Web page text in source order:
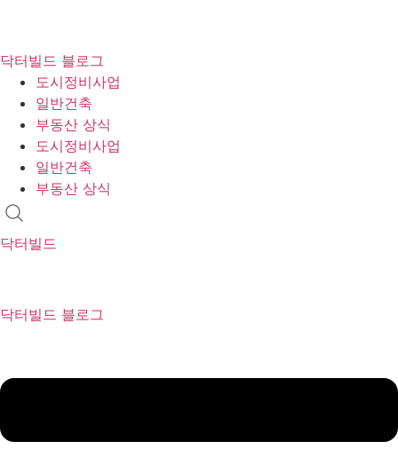
츠
닥터빌드 블로그
도시정비사업
일반건축
부동산 상식
도시정비사업
일반건축
부동산 상식
닥터빌드
닥터빌드 블로그